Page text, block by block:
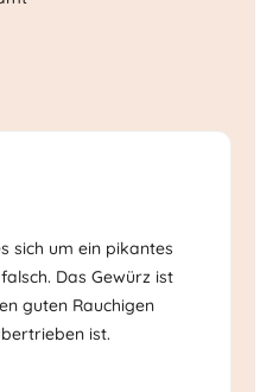
sich um ein pikantes
Das Gewürz ist
guten Rauchigen
ist.